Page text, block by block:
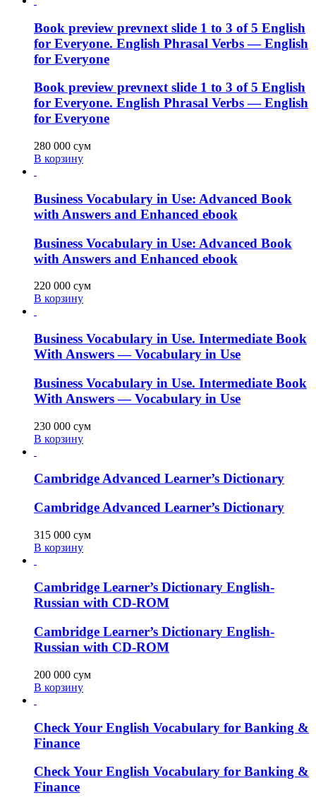
Book preview prevnext slide 1 to 3 of 5 English
for Everyone. English Phrasal Verbs — English
for Everyone
Book preview prevnext slide 1 to 3 of 5 English
for Everyone. English Phrasal Verbs — English
for Everyone
280 000 сум
В корзину
Business Vocabulary in Use: Advanced Book
with Answers and Enhanced ebook
Business Vocabulary in Use: Advanced Book
with Answers and Enhanced ebook
220 000 сум
В корзину
Business Vocabulary in Use. Intermediate Book
With Answers — Vocabulary in Use
Business Vocabulary in Use. Intermediate Book
With Answers — Vocabulary in Use
230 000 сум
В корзину
Cambridge Advanced Learner’s Dictionary
Cambridge Advanced Learner’s Dictionary
315 000 сум
В корзину
Cambridge Learner’s Dictionary English-
Russian with CD-ROM
Cambridge Learner’s Dictionary English-
Russian with CD-ROM
200 000 сум
В корзину
Check Your English Vocabulary for Banking &
Finance
Check Your English Vocabulary for Banking &
Finance